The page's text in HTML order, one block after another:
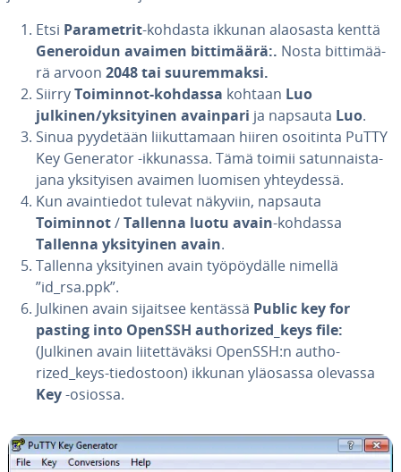
Etsi Pa­ra­met­rit-kohdasta ikkunan alaosasta kenttä
Ge­ne­roi­dun avaimen bit­ti­mää­rä:. Nosta bit­ti­mää­
rä arvoon 2048 tai suu­rem­mak­si.
SiirryToiminnot-kohdassa kohtaan Luo
julkinen/yk­si­tyi­nen avainpari ja napsauta Luo.
Sinua pyydetään lii­kut­ta­maan hiiren osoitinta PuTTY
Key Generator -ikkunassa. Tämä toimii sa­tun­nais­ta­
ja­na yk­si­tyi­sen avaimen luomisen yh­tey­des­sä.
Kun avain­tie­dot tulevat näkyviin, napsauta
Toiminnot/Tallenna luotu avain-kohdassa
Tallenna yk­si­tyi­nen avain.
Tallenna yk­si­tyi­nen avain työ­pöy­däl­le nimellä
”id_rsa.ppk”.
Julkinen avain sijaitsee kentässä Public key for
pasting into OpenSSH aut­ho­rized_keys file:
(Julkinen avain lii­tet­tä­väk­si OpenSSH:n aut­ho­
rized_keys-tie­dos­toon) ikkunan yläosassa olevassa
Key-osiossa.